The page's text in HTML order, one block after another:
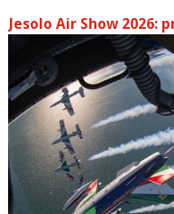
Jesolo Air Show